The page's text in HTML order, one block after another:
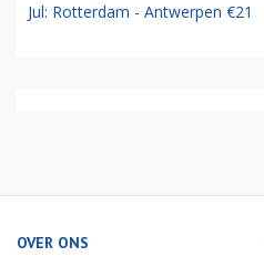
Jul: Rotterdam - Antwerpen €21
OVER ONS